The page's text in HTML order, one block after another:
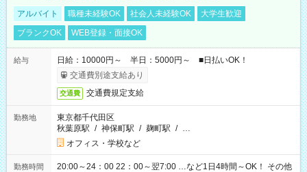
アルバイト 職種未経験OK 社会人未経験OK
大学生歓迎
ブランクOK
WEB登録・面接OK
給与
日給：10000円～ 半日：5000円～ ■日払いOK！
交通費別途支給あり
交通費 交通費規定支給
勤務地
東京都千代田区
秋葉原駅 / 神保町駅 / 麹町駅 / …
オフィス・学校など
勤務時間
20:00～24：00 22：00～翌7:00 …など1日4時間～OK！ その他